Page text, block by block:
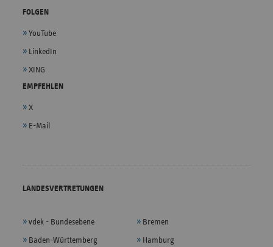
FOLGEN
YouTube
LinkedIn
XING
EMPFEHLEN
X
E-Mail
LANDESVERTRETUNGEN
vdek - Bundesebene
Baden-Württemberg
Bremen
Hamburg